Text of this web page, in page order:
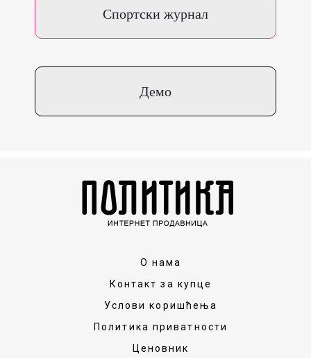
Спортски журнал
Демо
О нама
Контакт за купце
Услови коришћења
Политика приватности
Ценовник